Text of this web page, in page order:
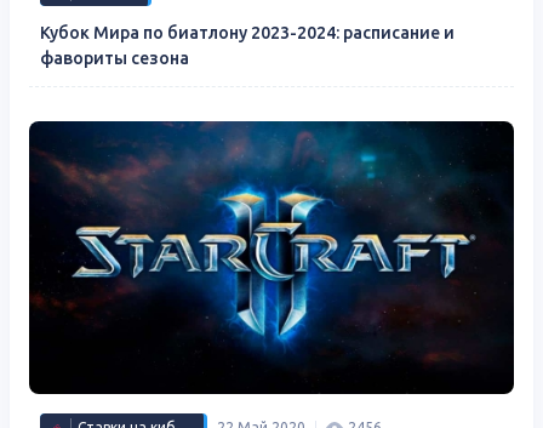
Кубок Мира по биатлону 2023-2024: расписание и
фавориты сезона